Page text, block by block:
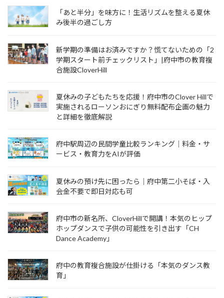
「あと半分」を味方に！生活リズムを整える夏休
み後半の過ごし方
新学期の準備はお済みですか？慌てないための「2
学期スタート前チェックリスト」|府中市の教育複
合施設CloverHill
夏休みの子どもたちを応援！府中市のClover Hillで
実施されるローソンおにぎり無料配布企画の魅力
と詳細を徹底解説
府中駅周辺の民間学童比較ランキング｜料金・サ
ービス・教育力をAIが評価
夏休みの預け先に困ったら｜府中第二小そば・入
会金不要で即日対応も可
府中市の新名所、CloverHillで開講！本気のヒップ
ホップダンスで子供の可能性を引き出す「CH
Dance Academy」
府中の教育複合施設が仕掛ける「本気のダンス教
育」